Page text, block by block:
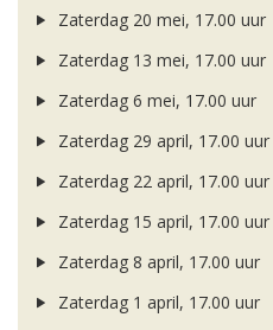
Zaterdag 20 mei, 17.00 uur
Zaterdag 13 mei, 17.00 uur
Zaterdag 6 mei, 17.00 uur
Zaterdag 29 april, 17.00 uur
Zaterdag 22 april, 17.00 uur
Zaterdag 15 april, 17.00 uur
Zaterdag 8 april, 17.00 uur
Zaterdag 1 april, 17.00 uur